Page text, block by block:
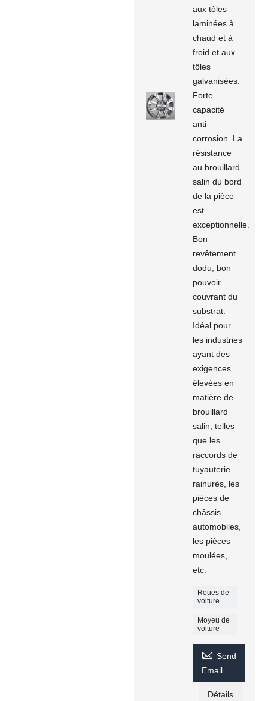
aux tôles
laminées à
chaud et à
froid et aux
tôles
galvanisées.
Forte
capacité
anti-
corrosion. La
résistance
au brouillard
salin du bord
de la pièce
est
exceptionnelle.
Bon
revêtement
dodu, bon
pouvoir
couvrant du
substrat.
Idéal pour
les industries
ayant des
exigences
élevées en
matière de
brouillard
salin, telles
que les
raccords de
tuyauterie
rainurés, les
pièces de
châssis
automobiles,
les pièces
moulées,
etc.
Roues de
voiture
Moyeu de
voiture
 Send
Email
Détails